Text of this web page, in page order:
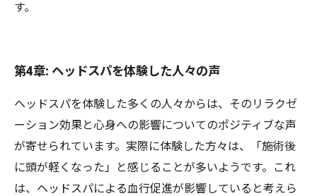
す。
第4章: ヘッドスパを体験した人々の声
ヘッドスパを体験した多くの人々からは、そのリラクゼ
ーション効果と心身への影響についてのポジティブな声
が寄せられています。実際に体験した方々は、「施術後
に頭が軽くなった」と感じることが多いようです。これ
は、ヘッドスパによる血行促進が影響していると考えら